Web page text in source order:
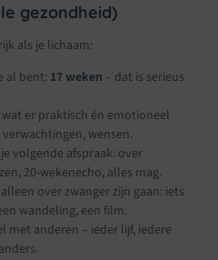
gezondheid)
als je lichaam:
al bent: 17 weken – dat is serieus
wat er praktisch én emotioneel
wensen.
volgende afspraak: over
20-wekenecho, alles mag.
over zwanger zijn gaan: iets
wandeling, een film.
met anderen – ieder lijf, iedere